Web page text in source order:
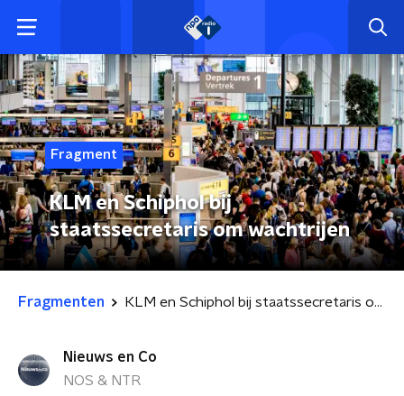
Fragment
KLM en Schiphol bij
staatssecretaris om wachtrijen
Fragmenten KLM en Schiphol bij staatssecretaris om wachtrijen
Nieuws en Co
NOS & NTR